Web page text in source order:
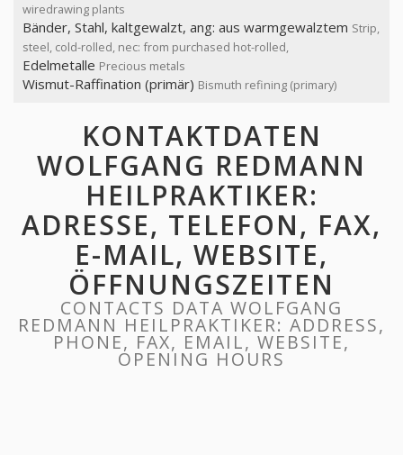
wiredrawing plants
Bänder, Stahl, kaltgewalzt, ang: aus warmgewalztem Strip,
steel, cold-rolled, nec: from purchased hot-rolled,
Edelmetalle Precious metals
Wismut-Raffination (primär) Bismuth refining (primary)
KONTAKTDATEN
WOLFGANG REDMANN
HEILPRAKTIKER:
ADRESSE, TELEFON, FAX,
E-MAIL, WEBSITE,
ÖFFNUNGSZEITEN
CONTACTS DATA WOLFGANG
REDMANN HEILPRAKTIKER: ADDRESS,
PHONE, FAX, EMAIL, WEBSITE,
OPENING HOURS